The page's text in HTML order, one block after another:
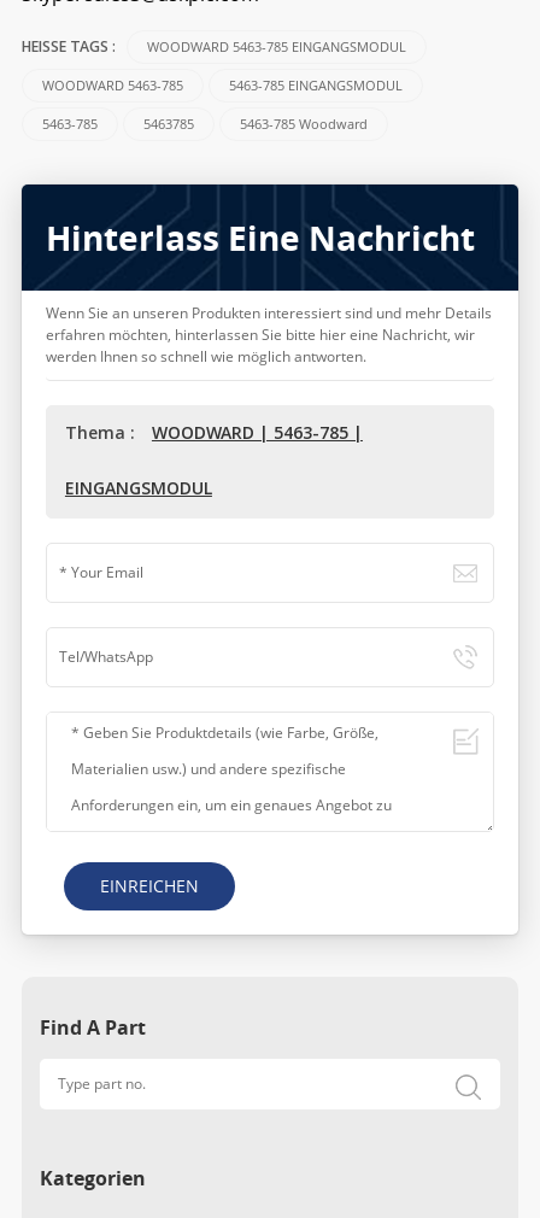
HEISSE TAGS : WOODWARD 5463-785 EINGANGSMODUL
WOODWARD 5463-785 5463-785 EINGANGSMODUL
5463-785 5463785 5463-785 Woodward
Hinterlass Eine Nachricht
Wenn Sie an unseren Produkten interessiert sind und mehr Details
erfahren möchten, hinterlassen Sie bitte hier eine Nachricht, wir
werden Ihnen so schnell wie möglich antworten.
Thema : WOODWARD | 5463-785 |
EINGANGSMODUL
EINREICHEN
Find A Part
Kategorien